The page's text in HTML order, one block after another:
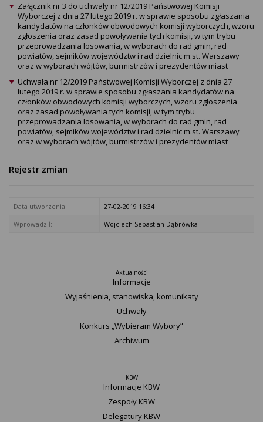
Załącznik nr 3 do uchwały nr 12/2019 Państwowej Komisji
Wyborczej z dnia 27 lutego 2019 r. w sprawie sposobu zgłaszania
kandydatów na członków obwodowych komisji wyborczych, wzoru
zgłoszenia oraz zasad powoływania tych komisji, w tym trybu
przeprowadzania losowania, w wyborach do rad gmin, rad
powiatów, sejmików województw i rad dzielnic m.st. Warszawy
oraz w wyborach wójtów, burmistrzów i prezydentów miast
Uchwała nr 12/2019 Państwowej Komisji Wyborczej z dnia 27
lutego 2019 r. w sprawie sposobu zgłaszania kandydatów na
członków obwodowych komisji wyborczych, wzoru zgłoszenia
oraz zasad powoływania tych komisji, w tym trybu
przeprowadzania losowania, w wyborach do rad gmin, rad
powiatów, sejmików województw i rad dzielnic m.st. Warszawy
oraz w wyborach wójtów, burmistrzów i prezydentów miast
Rejestr zmian
Data utworzenia
27-02-2019 16:34
Wprowadził:
Wojciech Sebastian Dąbrówka
Aktualności
Informacje
Wyjaśnienia, stanowiska, komunikaty
Uchwały
Konkurs „Wybieram Wybory”
Archiwum
KBW
Informacje KBW
Zespoły KBW
Delegatury ​KBW